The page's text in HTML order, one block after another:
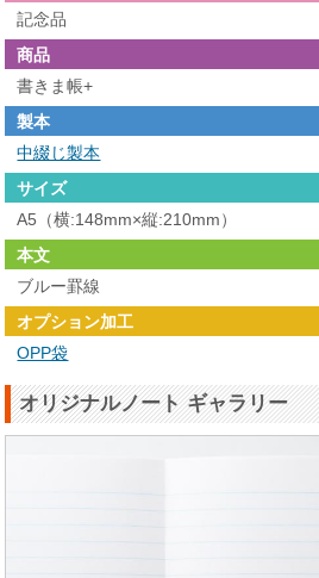
記念品
商品
書きま帳+
製本
中綴じ製本
サイズ
A5（横:148mm×縦:210mm）
本文
ブルー罫線
オプション加工
OPP袋
オリジナルノート ギャラリー